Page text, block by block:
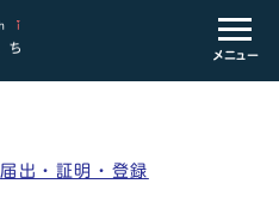
メニュー
届出・証明・登録